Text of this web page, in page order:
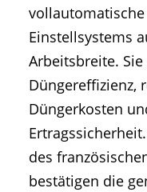
Einstellsystems
Arbeitsbreite.
Düngereffizienz,
Düngerkosten
des
bestätigen die